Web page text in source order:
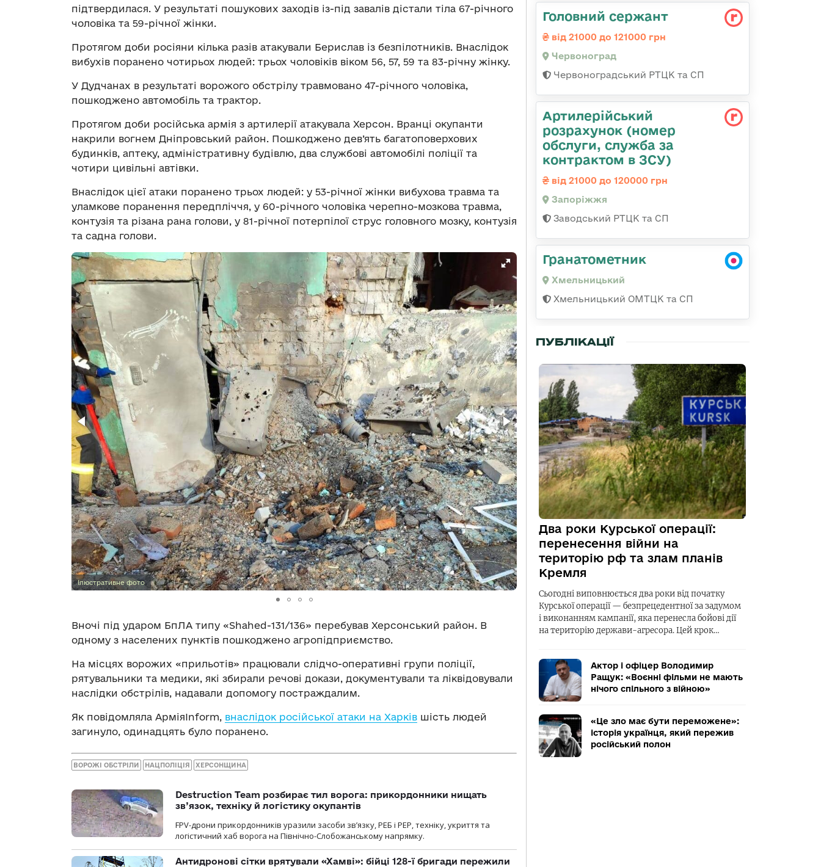
підтвердилася. У результаті пошукових заходів із-під завалів дістали тіла 67-річного
чоловіка та 59-річної жінки.
Протягом доби росіяни кілька разів атакували Берислав із безпілотників. Внаслідок
вибухів поранено чотирьох людей: трьох чоловіків віком 56, 57, 59 та 83-річну жінку.
У Дудчанах в результаті ворожого обстрілу травмовано 47-річного чоловіка,
пошкоджено автомобіль та трактор.
Протягом доби російська армія з артилерії атакувала Херсон. Вранці окупанти
накрили вогнем Дніпровський район. Пошкоджено дев’ять багатоповерхових
будинків, аптеку, адміністративну будівлю, два службові автомобілі поліції та
чотири цивільні автівки.
Внаслідок цієї атаки поранено трьох людей: у 53-річної жінки вибухова травма та
уламкове поранення передпліччя, у 60-річного чоловіка черепно-мозкова травма,
контузія та різана рана голови, у 81-річної потерпілої струс головного мозку, контузія
та садна голови.
Ілюстративне фото
Вночі під ударом БпЛА типу «Shahed-131/136» перебував Херсонський район. В
одному з населених пунктів пошкоджено агропідприємство.
На місцях ворожих «прильотів» працювали слідчо-оперативні групи поліції,
рятувальники та медики, які збирали речові докази, документували та ліквідовували
наслідки обстрілів, надавали допомогу постраждалим.
Як повідомляла АрміяInform, внаслідок російської атаки на Харків шість людей
загинуло, одинадцять було поранено.
ВОРОЖІ ОБСТРІЛИ НАЦПОЛІЦІЯ ХЕРСОНЩИНА
Destruction Team розбирає тил ворога: прикордонники нищать
зв’язок, техніку й логістику окупантів
FPV-дрони прикордонників уразили засоби зв’язку, РЕБ і РЕР, техніку, укриття та
логістичний хаб ворога на Північно-Слобожанському напрямку.
Антидронові сітки врятували «Хамві»: бійці 128-ї бригади пережили
Головний сержант
від 21000 до 121000 грн
Червоноград
Червоноградський РТЦК та СП
Артилерійський
розрахунок (номер
обслуги, служба за
контрактом в ЗСУ)
від 21000 до 120000 грн
Запоріжжя
Заводський РТЦК та СП
Гранатометник
Хмельницький
Хмельницький ОМТЦК та СП
ПУБЛІКАЦІЇ
Два роки Курської операції:
перенесення війни на
територію рф та злам планів
Кремля
Сьогодні виповнюється два роки від початку
Курської операції — безпрецедентної за задумом
і виконанням кампанії, яка перенесла бойові дії
на територію держави-агресора. Цей крок…
Актор і офіцер Володимир
Ращук: «Воєнні фільми не мають
нічого спільного з війною»
«Це зло має бути переможене»:
історія українця, який пережив
російський полон